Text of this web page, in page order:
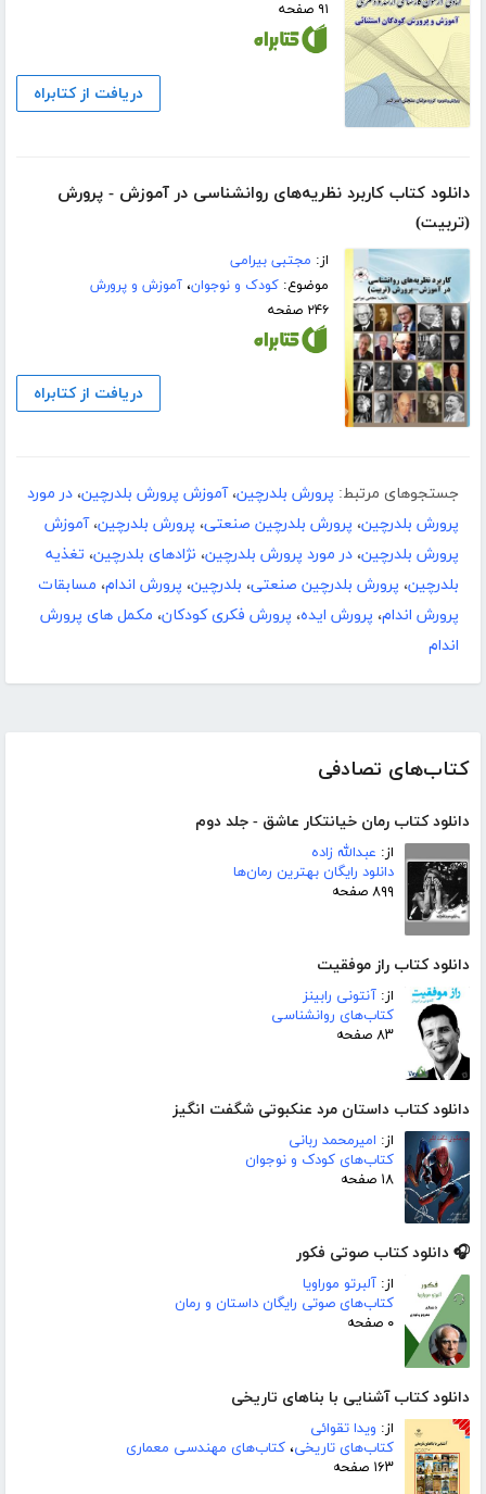
کتاب‌های تصادفی
دانلود کتاب رمان خیانتکار عاشق - جلد دوم
از: عبدالله زاده
دانلود رایگان بهترین رمان‌ها
۸۹۹ صفحه
دانلود کتاب راز موفقیت
از: آنتونی رابینز
کتاب‌های روانشناسی
۸۳ صفحه
دانلود کتاب داستان مرد عنکبوتی شگفت انگیز
از: امیرمحمد ربانی
کتاب‌های کودک و نوجوان
۱۸ صفحه
🎧 دانلود کتاب صوتی فکور
از: آلبرتو موراویا
کتاب‌های صوتی رایگان داستان و رمان
۰ صفحه
دانلود کتاب آشنایی با بناهای تاریخی
از: ویدا تقوائی
کتاب‌های تاریخی، کتاب‌های مهندسی معماری
۱۶۳ صفحه
۹۱ صفحه
دریافت از کتابراه
دانلود کتاب کاربرد نظریه‌های روانشناسی در آموزش - پرورش
(تربیت)
از: مجتبی بیرامی
موضوع:کودک و نوجوان،آموزش و پرورش
۲۴۶ صفحه
دریافت از کتابراه
جستجوهای مرتبط: پرورش بلدرچین،آموزش پرورش بلدرچین، در مورد
پرورش بلدرچین، پرورش بلدرچین صنعتی، پرورش بلدرچین،آموزش
پرورش بلدرچین، در مورد پرورش بلدرچین، نژادهای بلدرچین، تغذیه
بلدرچین، پرورش بلدرچین صنعتی، بلدرچین، پرورش اندام، مسابقات
پرورش اندام، پرورش ایده، پرورش فکری کودکان، مکمل های پرورش
اندام